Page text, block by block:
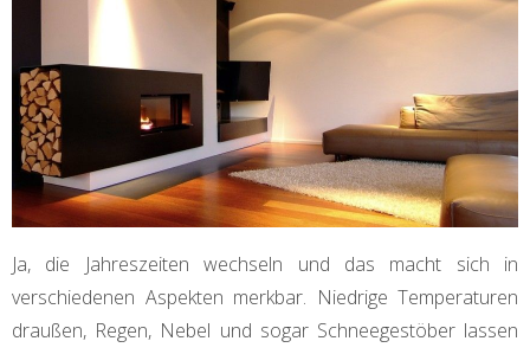
Ja, die Jahreszeiten wechseln und das macht sich in
verschiedenen Aspekten merkbar. Niedrige Temperaturen
draußen, Regen, Nebel und sogar Schneegestöber lassen